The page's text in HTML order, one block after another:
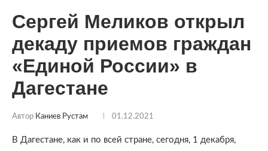
Сергей Меликов открыл
декаду приемов граждан
«Единой России» в
Дагестане
Автор Каниев Рустам 01.12.2021
В Дагестане, как и по всей стране, сегодня, 1 декабря,